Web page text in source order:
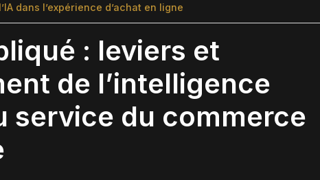
dans l’expérience d’achat en ligne
: leviers et
de l’intelligence
service du commerce